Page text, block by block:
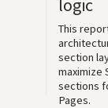
logic
This
section
maximize
sections
Pages.